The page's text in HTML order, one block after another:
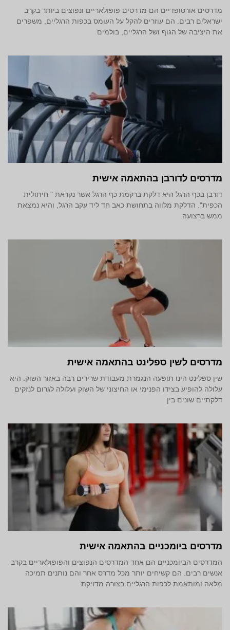
מדרסים אורטופדיים הם מדרסים פופולאריים ונפוצים ביותר בקרב
ישראלים רבים. הם עוזרים להקל על העומס בכפות הרגליים, משפרים
את היציבה של הגוף ושל הרגליים, בולמים
מדרסים לדורבן בהתאמה אישית
דורבן בכף הרגל היא דלקת ברקמת כף הרגל אשר נקראת " חיתולית
הכפית". הדלקת מלווה בתחושת כאב חד ליד עקב הרגל, והיא נמצאת
ממש ברצועה
מדרסים לשין ספלינט בהתאמה אישית
שין ספלינט הינו תופעה הנגמרת מעבודת שרירים רבה באזור השוק. היא
עלולה להופיע בצידו הפנימי או החיצוני של השוק ועלולה לגרום לנזקים
דלקתיים שונים בין
מדרסים ביומכניים בהתאמה אישית
המדרסים הביומכניים הם אחד המדרסים הנפוצים והפופולאריים בקרב
אנשים רבים. הם קשיחים יותר מכל מדרס אחר והם נותנים תמיכה
מלאה ומותאמת לכפות הרגליים בצורה מדויקת